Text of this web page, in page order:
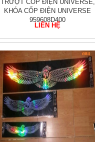
TRƯỢT CỐP ĐIỆN UNIVERSE,
KHÓA CỐP ĐIỆN UNIVERSE
959608D400
LIÊN HỆ